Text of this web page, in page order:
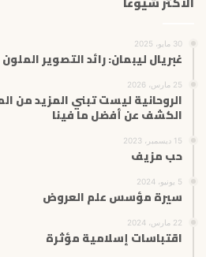
30 مايو، 2025
غبريال ليبمان: رائد التصوير
25 مارس، 2026
الروحانية ليست تبني المزيد من
الكشف عن أفضل ما فينا
15 ديسمبر، 2023
حب مزيف
5 يونيو، 2024
سيرة مؤسس علم العروض
22 مارس، 2024
اقتباسات إسلامية مؤثرة